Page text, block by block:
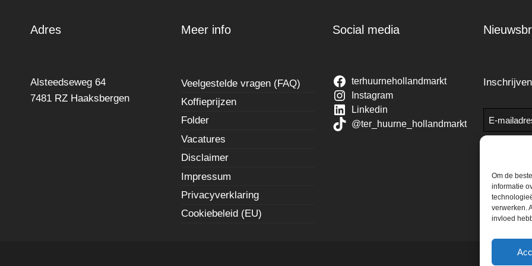
Om de
informatie
verwerken.
invloed
Adres
Alsteedseweg 64
7481 RZ Haaksbergen
Meer info
Veelgestelde vragen (FAQ)
Koffieprijzen
Folder
Vacatures
Disclaimer
Impressum
Privacyverklaring
Cookiebeleid (EU)
Social media
terhuurnehollandmarkt
Instagram
Linkedin
@ter_huurne_hollandmarkt
E-
mailadres